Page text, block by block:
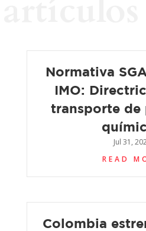
Normativa
IMO:
transporte de
Jul 31,
READ
Colombia